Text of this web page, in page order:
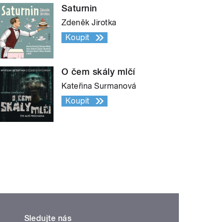
Saturnin
Zdeněk Jirotka
Koupit
O čem skály mlčí
Kateřina Surmanová
Koupit
Sledujte nás